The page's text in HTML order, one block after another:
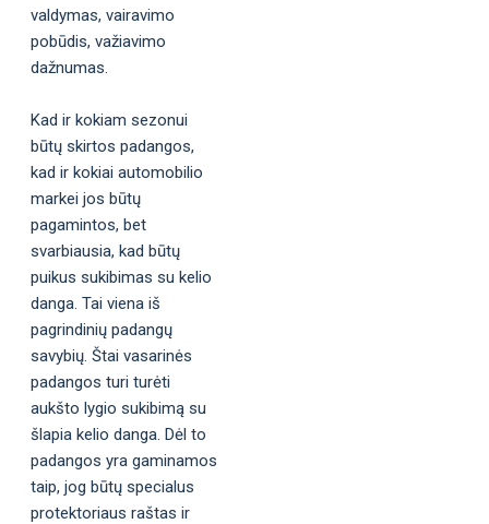
valdymas, vairavimo
pobūdis, važiavimo
dažnumas.
Kad ir kokiam sezonui
būtų skirtos padangos,
kad ir kokiai automobilio
markei jos būtų
pagamintos, bet
svarbiausia, kad būtų
puikus sukibimas su kelio
danga. Tai viena iš
pagrindinių padangų
savybių. Štai vasarinės
padangos turi turėti
aukšto lygio sukibimą su
šlapia kelio danga. Dėl to
padangos yra gaminamos
taip, jog būtų specialus
protektoriaus raštas ir